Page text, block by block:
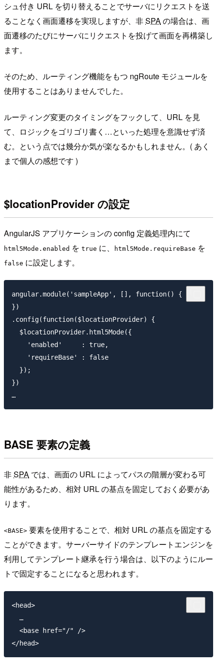
シュ付き URL を切り替えることでサーバにリクエストを送
ることなく画面遷移を実現しますが、非SPAの場合は、画
面遷移のたびにサーバにリクエストを投げて画面を再構築し
ます。
そのため、ルーティング機能をもつ ngRoute モジュールを
使用することはありませんでした。
ルーティング変更のタイミングをフックして、URL を見
て、ロジックをゴリゴリ書く…といった処理を意識せず済
む。という点では幾分か気が楽なるかもしれません。( あく
まで個人の感想です )
$locationProvider の設定
AngularJS アプリケーションの config 定義処理内にて
html5Mode.enabled を true に、 html5Mode.requireBase を
false に設定します。
angular.module('sampleApp', [], function() {
})
.config(function($locationProvider) {
  $locationProvider.html5Mode({
    'enabled'     : true,
    'requireBase' : false
  });
})
BASE 要素の定義
非SPA では、画面の URL によってパスの階層が変わる可
能性があるため、相対 URL の基点を固定しておく必要があ
ります。
<BASE> 要素を使用することで、相対 URL の基点を固定する
ことができます。サーバーサイドのテンプレートエンジンを
利用してテンプレート継承を行う場合は、以下のようにルー
トで固定することになると思われます。
<head>
  …
  <base href="/" />